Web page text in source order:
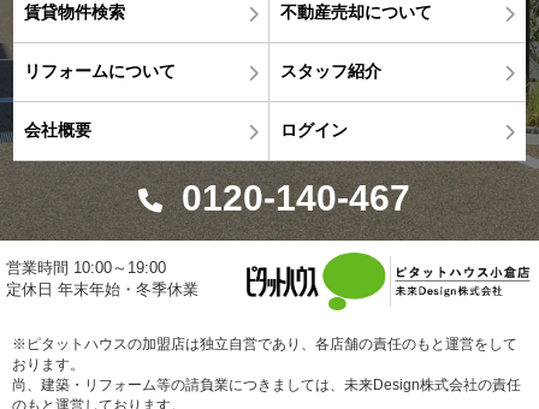
賃貸物件検索 不動産売却について
リフォームについて スタッフ紹介
会社概要 ログイン
0120-140-467
営業時間 10:00～19:00
定休日 年末年始・冬季休業
※ピタットハウスの加盟店は独立自営であり、各店舗の責任のもと運営をして
おります。
尚、建築・リフォーム等の請負業につきましては、未来Design株式会社の責任